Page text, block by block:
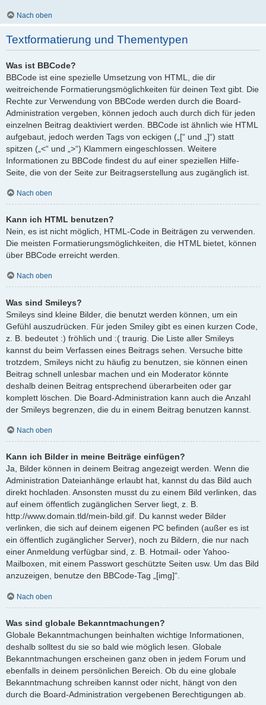
Nach oben
Textformatierung und Thementypen
Was ist BBCode?
BBCode ist eine spezielle Umsetzung von HTML, die dir
weitreichende Formatierungsmöglichkeiten für deinen Text gibt. Die
Rechte zur Verwendung von BBCode werden durch die Board-
Administration vergeben, können jedoch auch durch dich für jeden
einzelnen Beitrag deaktiviert werden. BBCode ist ähnlich wie HTML
aufgebaut, jedoch werden Tags von eckigen („[“ und „]“) statt
spitzen („<“ und „>“) Klammern eingeschlossen. Weitere
Informationen zu BBCode findest du auf einer speziellen Hilfe-
Seite, die von der Seite zur Beitragserstellung aus zugänglich ist.
Nach oben
Kann ich HTML benutzen?
Nein, es ist nicht möglich, HTML-Code in Beiträgen zu verwenden.
Die meisten Formatierungsmöglichkeiten, die HTML bietet, können
über BBCode erreicht werden.
Nach oben
Was sind Smileys?
Smileys sind kleine Bilder, die benutzt werden können, um ein
Gefühl auszudrücken. Für jeden Smiley gibt es einen kurzen Code,
z. B. bedeutet :) fröhlich und :( traurig. Die Liste aller Smileys
kannst du beim Verfassen eines Beitrags sehen. Versuche bitte
trotzdem, Smileys nicht zu häufig zu benutzen, sie können einen
Beitrag schnell unlesbar machen und ein Moderator könnte
deshalb deinen Beitrag entsprechend überarbeiten oder gar
komplett löschen. Die Board-Administration kann auch die Anzahl
der Smileys begrenzen, die du in einem Beitrag benutzen kannst.
Nach oben
Kann ich Bilder in meine Beiträge einfügen?
Ja, Bilder können in deinem Beitrag angezeigt werden. Wenn die
Administration Dateianhänge erlaubt hat, kannst du das Bild auch
direkt hochladen. Ansonsten musst du zu einem Bild verlinken, das
auf einem öffentlich zugänglichen Server liegt, z. B.
http://www.domain.tld/mein-bild.gif. Du kannst weder Bilder
verlinken, die sich auf deinem eigenen PC befinden (außer es ist
ein öffentlich zugänglicher Server), noch zu Bildern, die nur nach
einer Anmeldung verfügbar sind, z. B. Hotmail- oder Yahoo-
Mailboxen, mit einem Passwort geschützte Seiten usw. Um das Bild
anzuzeigen, benutze den BBCode-Tag „[img]“.
Nach oben
Was sind globale Bekanntmachungen?
Globale Bekanntmachungen beinhalten wichtige Informationen,
deshalb solltest du sie so bald wie möglich lesen. Globale
Bekanntmachungen erscheinen ganz oben in jedem Forum und
ebenfalls in deinem persönlichen Bereich. Ob du eine globale
Bekanntmachung schreiben kannst oder nicht, hängt von den
durch die Board-Administration vergebenen Berechtigungen ab.